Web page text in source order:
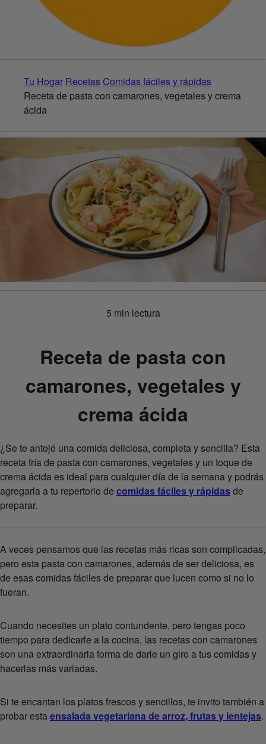
Tu Hogar Recetas Comidas fáciles y rápidas
Receta de pasta con camarones, vegetales y crema
ácida
5 min lectura
Receta de pasta con
camarones, vegetales y
crema ácida
¿Se te antojó una comida deliciosa, completa y sencilla? Esta
receta fría de pasta con camarones, vegetales y un toque de
crema ácida es ideal para cualquier día de la semana y podrás
agregarla a tu repertorio de comidas fáciles y rápidasde
preparar.
A veces pensamos que las recetas más ricas son complicadas,
pero esta pasta con camarones, además de ser deliciosa, es
de esas comidas fáciles de preparar que lucen como si no lo
fueran.
Cuando necesites un plato contundente, pero tengas poco
tiempo para dedicarle a la cocina, las recetas con camarones
son una extraordinaria forma de darle un giro a tus comidas y
hacerlas más variadas.
Si te encantan los platos frescos y sencillos, te invito también a
probar estaensalada vegetariana de arroz, frutas y lentejas.